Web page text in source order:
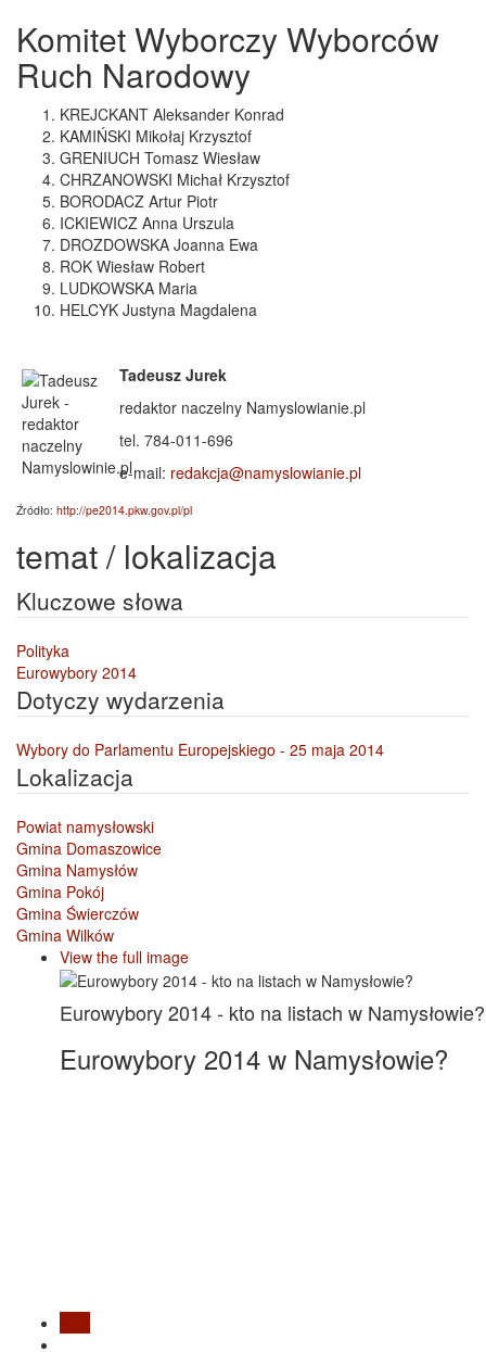
Komitet Wyborczy Wyborców
Ruch Narodowy
KREJCKANT Aleksander Konrad
KAMIŃSKI Mikołaj Krzysztof
GRENIUCH Tomasz Wiesław
CHRZANOWSKI Michał Krzysztof
BORODACZ Artur Piotr
ICKIEWICZ Anna Urszula
DROZDOWSKA Joanna Ewa
ROK Wiesław Robert
LUDKOWSKA Maria
HELCYK Justyna Magdalena
Tadeusz Jurek
redaktor naczelny Namyslowianie.pl
tel. 784-011-696
e-mail: redakcja@namyslowianie.pl
Źródło: http://pe2014.pkw.gov.pl/pl
temat / lokalizacja
Kluczowe słowa
Polityka
Eurowybory 2014
Dotyczy wydarzenia
Wybory do Parlamentu Europejskiego - 25 maja 2014
Lokalizacja
Powiat namysłowski
Gmina Domaszowice
Gmina Namysłów
Gmina Pokój
Gmina Świerczów
Gmina Wilków
View the full image
Eurowybory 2014 - kto na listach w Namysłowie?
Eurowybory 2014 w Namysłowie?